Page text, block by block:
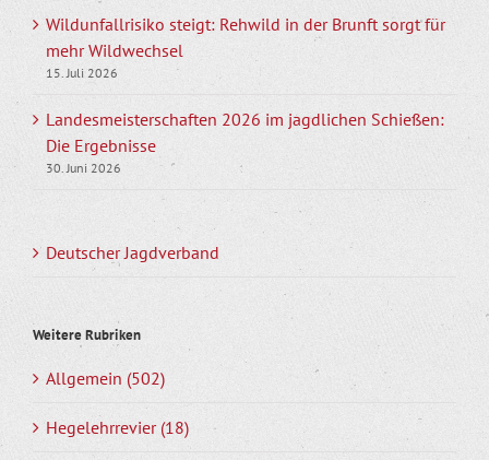
Wildunfallrisiko steigt: Rehwild in der Brunft sorgt für
mehr Wildwechsel
15. Juli 2026
Landesmeisterschaften 2026 im jagdlichen Schießen:
Die Ergebnisse
30. Juni 2026
Deutscher Jagdverband
Weitere Rubriken
Allgemein (502)
Hegelehrrevier (18)